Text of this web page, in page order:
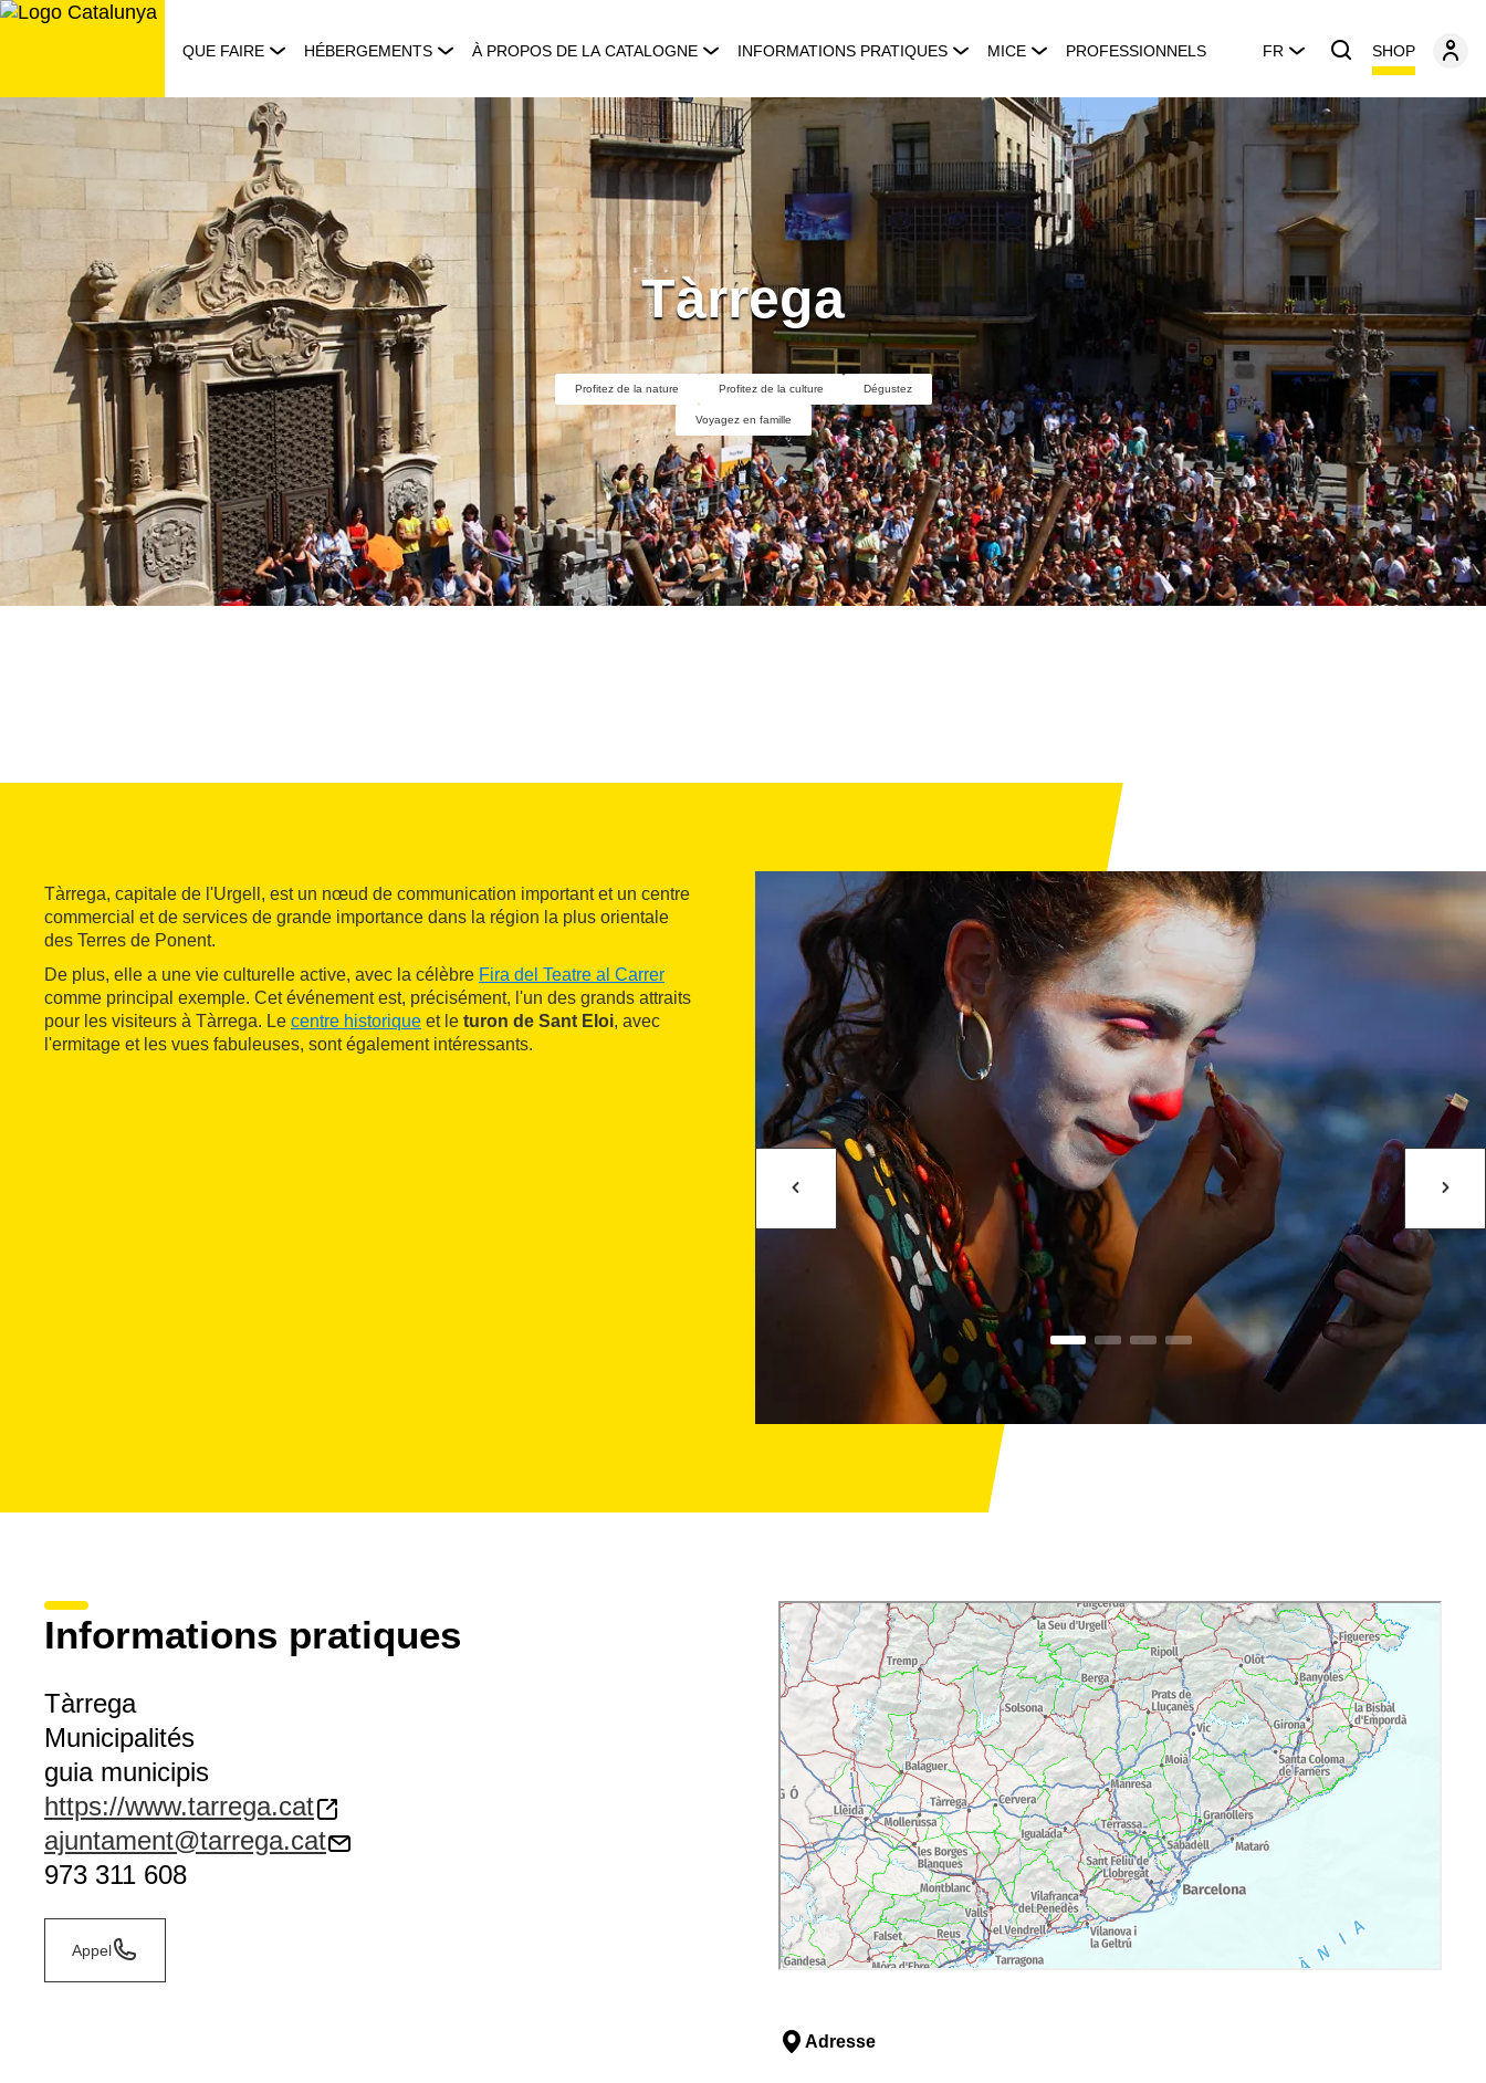
Aller
QUE FAIRE HÉBERGEMENTS À PROPOS DE LA CATALOGNE INFORMATIONS PRATIQUES MICE PROFESSIONNELS FR SHOP
Tàrrega
Profitez de la nature Profitez de la culture Dégustez
Voyagez en famille
Tàrrega, capitale de l'Urgell, est un nœud de communication important et un centre
commercial et de services de grande importance dans la région la plus orientale
des Terres de Ponent.
De plus, elle a une vie culturelle active, avec la célèbre Fira del Teatre al Carrer
comme principal exemple. Cet événement est, précisément, l'un des grands attraits
pour les visiteurs à Tàrrega. Le centre historique et le turon de Sant Eloi, avec
l'ermitage et les vues fabuleuses, sont également intéressants.
Informations pratiques
Tàrrega
Municipalités
guia municipis
https://www.tarrega.cat
ajuntament@tarrega.cat
973 311 608
Appel
Adresse